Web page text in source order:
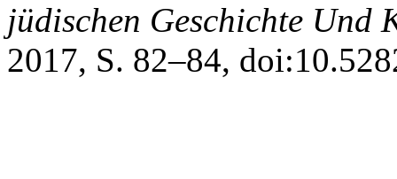
jüdischen Geschichte Und
2017, S. 82–84,